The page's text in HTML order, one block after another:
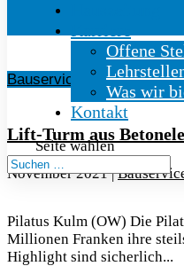
Offene
Was wir
Kontakt
Seite wählen
Bauservice
Lift-Turm aus
November 2021|
Pilatus Kulm (OW) Die
Millionen Franken ihre
Highlight sind sicherlich...